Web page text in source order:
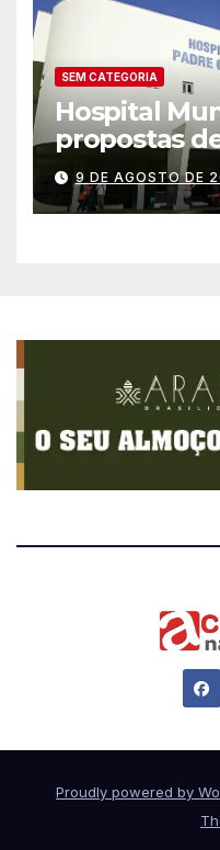
SEM CATEGORIA
Hospital
propostas
9 DE AGOSTO DE
Proudly powered by